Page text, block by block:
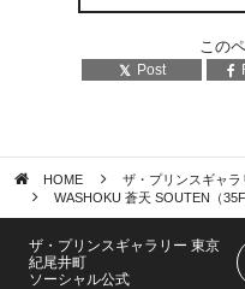
この
Post
HOME ザ・プリンスギャ
WASHOKU 蒼天 SOUTEN（
ザ・プリンスギャラリー 東京
紀尾井町
ソーシャル公式